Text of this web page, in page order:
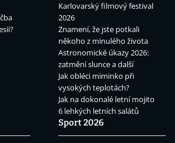
Karlovarský filmový festival
2026
Znamení, že jste potkali
někoho z minulého života
Astronomické úkazy 2026:
zatmění slunce a další
Jak obléci miminko při
vysokých teplotách?
Jak na dokonalé letní mojito
6 lehkých letních salátů
Sport 2026